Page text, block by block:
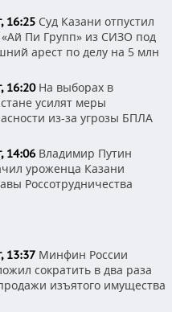
16:25 Суд Казани отпустил
«Ай Пи Групп» из СИЗО под
арест по делу на 5 млн
16:20На выборах в
усилят меры
из-за угрозы БПЛА
14:06 Владимир Путин
уроженца Казани
Россотрудничества
13:37 Минфин России
сократить в два раза
изъятого имущества